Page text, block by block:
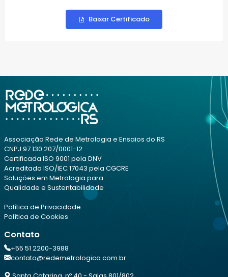
Baixar Certificado
Associação Rede de Metrologia e Ensaios do RS
CNPJ 97.130.207/0001-12
Certificada ISO 9001 pela DNV
Acreditada ISO/IEC 17043 pela CGCRE
Soluções em Metrologia para
Qualidade e Sustentabilidade
Política de Privacidade
Política de Cookies
Contato
+55 51 2200-3988
contato@redemetrologica.com.br